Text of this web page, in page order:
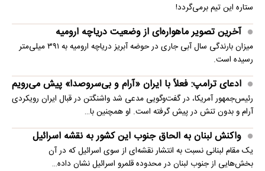
ستاره این تیم برمی‌گردد!
آخرین تصویر ماهواره‌ای از وضعیت دریاچه ارومیه
میزان بارندگی سال آبی جاری در حوضه آبریز دریاچه ارومیه به ۳۹۱ میلی‌متر
رسیده است.
ادعای ترامپ: فعلاً با ایران «آرام و بی‌سروصدا» پیش می‌رویم
رئیس‌جمهور آمریکا، در گفت‌وگویی مدعی شد واشنگتن در قبال ایران رویکردی
آرام و بدون تنش در پیش گرفته است. او همچنین با…
واکنش لبنان به الحاق جنوب این کشور به نقشه اسرائیل
یک مقام لبنانی نسبت به انتشار نقشه‌ای از سوی اسرائیل که در آن
بخش‌هایی از جنوب لبنان در محدوده قلمرو اسرائیل نشان داده…